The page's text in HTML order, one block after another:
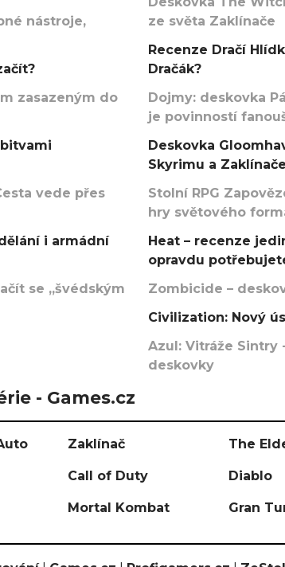
nástroje,
zasazeným do
vede přes
i armádní
se „švédským
ze světa Zaklínače
Recenze Dračí
Dračák?
Dojmy: deskovka
je povinností
Deskovka
Skyrimu a Zaklínače
Stolní RPG
hry světového
Heat – recenze
opravdu
Zombicide –
Civilization: Nový
Azul: Vitráže Sintry
deskovky
- Games.cz
Zaklínač The
Call of Duty Diablo
Mortal Kombat Gran